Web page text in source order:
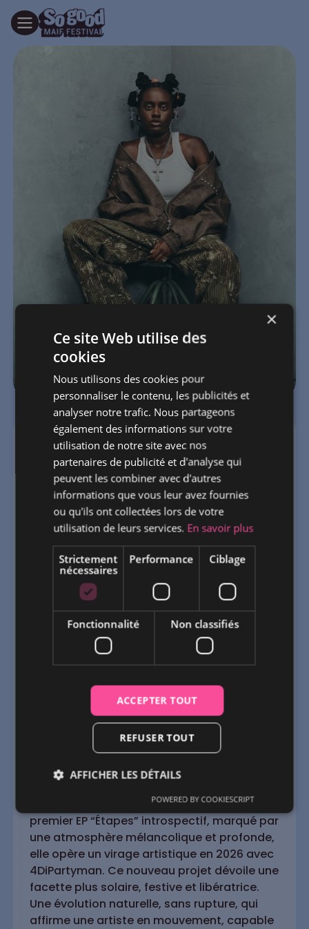
Joha Wallas
CONCERT MARSEILLE
Révélée comme lauréate du prix Pernod
Ricard France Live Music 2026, Joha Wallas
s’impose comme une nouvelle voix forte de
la nouvelle scène musicale française. Artiste
à l’univers singulier, elle puise son énergie
dans le rap, sa sensibilité dans la pop, et
son intensité émotionnelle dans la soul et le
rock. Refusant les cases, elle développe une
Joha incarne aujourd’hui une pop urbaine
contemporaine, où se rencontrent rap, R&B,
zouk, influences afro et moments
suspendus en piano-voix. Sa musique
navigue entre puissance et vulnérabilité,
écriture sincère et incarnée. Après un
premier EP “Étapes” introspectif, marqué par
une atmosphère mélancolique et profonde,
elle opère un virage artistique en 2026 avec
4DiPartyman. Ce nouveau projet dévoile une
facette plus solaire, festive et libératrice.
Une évolution naturelle, sans rupture, qui
affirme une artiste en mouvement, capable
×
Ce site Web utilise des
cookies
Nous utilisons des cookies pour
personnaliser le contenu, les publicités et
analyser notre trafic. Nous partageons
également des informations sur votre
utilisation de notre site avec nos
partenaires de publicité et d'analyse qui
peuvent les combiner avec d'autres
informations que vous leur avez fournies
ou qu'ils ont collectées lors de votre
utilisation de leurs services. En savoir plus
Strictement
nécessaires
Performance Ciblage
Fonctionnalité Non classifiés
ACCEPTER TOUT
REFUSER TOUT
AFFICHER LES DÉTAILS
POWERED BY COOKIESCRIPT